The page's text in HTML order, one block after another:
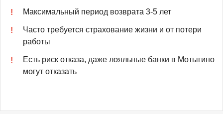
Максимальный период возврата 3-5 лет
Часто требуется страхование жизни и от потери
работы
Есть риск отказа, даже лояльные банки в Мотыгино
могут отказать